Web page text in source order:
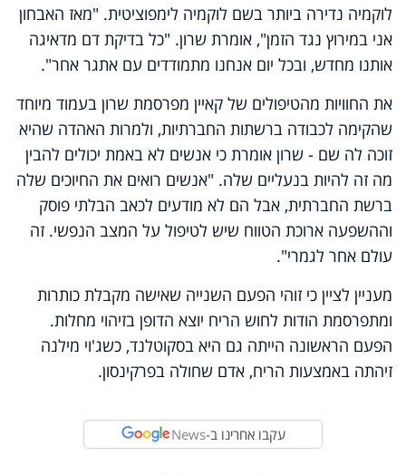
לוקמיה נדירה ביותר בשם לוקמיה לימפוציטית. "מאז האבחון
אני במירוץ נגד הזמן", אומרת שרון. "כל בדיקת דם מדאיגה
אותנו מחדש, ובכל יום אנחנו מתמודדים עם אתגר אחר".
את החוויות מהטיפולים של קאיין מפרסמת שרון בעמוד מיוחד
שהקימה לכבודה ברשתות החברתיות, ולמרות האהדה שהיא
זוכה לה שם - שרון אומרת כי אנשים לא באמת יכולים להבין
מה זה להיות בנעליים שלה. "אנשים רואים את החיוכים שלה
ברשת החברתית, אבל הם לא מודעים לכאב הבלתי פוסק
וההשפעה ארוכת הטווח שיש לטיפול על המצב הנפשי. זה
עולם אחר לגמרי".
מעניין לציין כי זוהי הפעם השנייה שאישה מקבלת כותרות
ומתפרסמת הודות לחוש הריח יוצא הדופן בזיהוי מחלות.
הפעם הראשונה הייתה גם היא בסקוטלנד, כשג'וי מילנה
זיהתה באמצעות הריח, אדם שחולה בפרקינסון.
עקבו אחרינו ב-News